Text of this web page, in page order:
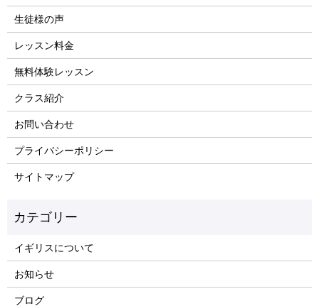
生徒様の声
レッスン料金
無料体験レッスン
クラス紹介
お問い合わせ
プライバシーポリシー
サイトマップ
イギリスについて
お知らせ
ブログ